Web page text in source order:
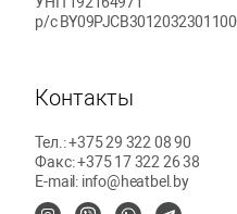
р/с
Контакты
Тел.:+375 29 322 08 90
Факс:+375 17 322 26 38
E-mail: info@heatbel.by